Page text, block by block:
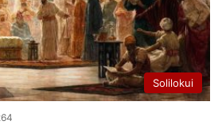
Solilokui